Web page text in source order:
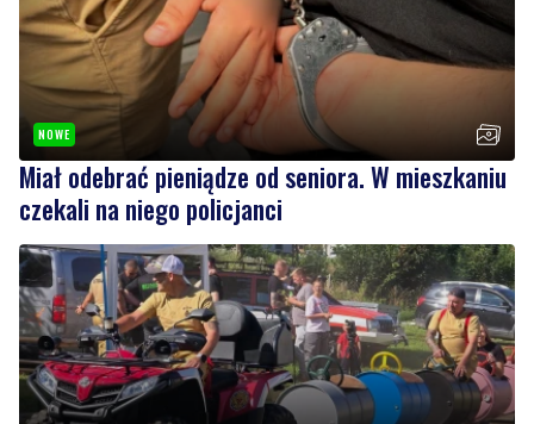
NOWE
Miał odebrać pieniądze od seniora. W mieszkaniu
czekali na niego policjanci